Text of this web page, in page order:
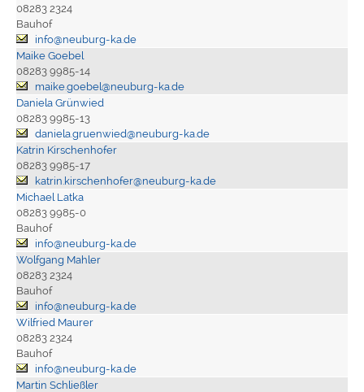
08283 2324
Bauhof
info@neuburg-ka.de
Maike Goebel
08283 9985-14
maike.goebel@neuburg-ka.de
Daniela Grünwied
08283 9985-13
daniela.gruenwied@neuburg-ka.de
Katrin Kirschenhofer
08283 9985-17
katrin.kirschenhofer@neuburg-ka.de
Michael Latka
08283 9985-0
Bauhof
info@neuburg-ka.de
Wolfgang Mahler
08283 2324
Bauhof
info@neuburg-ka.de
Wilfried Maurer
08283 2324
Bauhof
info@neuburg-ka.de
Martin Schließler